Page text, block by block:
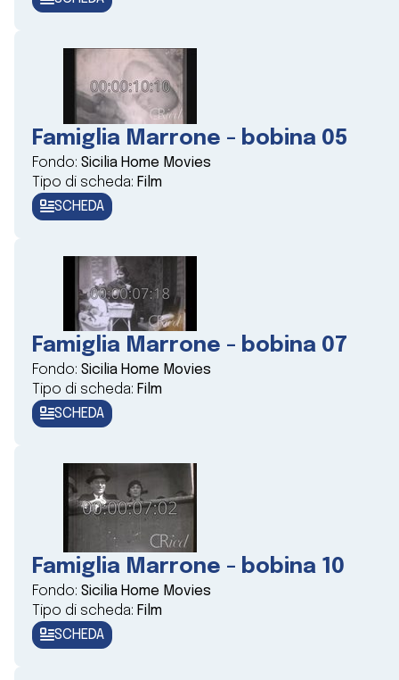
Famiglia Marrone - bobina 05
Fondo: Sicilia Home Movies
Tipo di scheda: Film
SCHEDA
Famiglia Marrone - bobina 07
Fondo: Sicilia Home Movies
Tipo di scheda: Film
SCHEDA
Famiglia Marrone - bobina 10
Fondo: Sicilia Home Movies
Tipo di scheda: Film
SCHEDA